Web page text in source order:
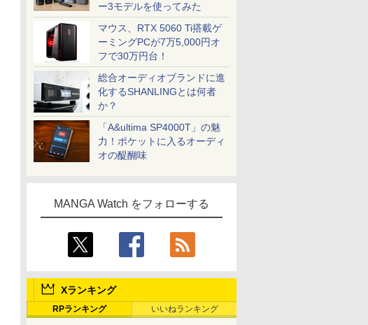
ー3モデルを使ってみた
マウス、RTX 5060 Ti搭載ゲ
ーミングPCが7万5,000円オ
フで30万円台！
総合オーディオブランドに進
化するSHANLINGとは何者
か？
「A&ultima SP4000T」の魅
力！ポケットに入るオーディ
オの醍醐味
MANGA Watch をフォローする
Xランキング
RPランキング いいねランキング